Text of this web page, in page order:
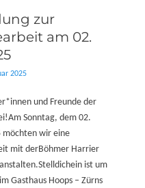
zur
am 02.
2025
und Freunde der
Sonntag, dem 02.
möchten wir eine
mit derBöhmer Harrier
ist um
Gasthaus Hoops – Zürns